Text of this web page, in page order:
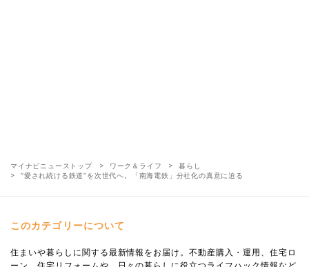
マイナビニューストップ ワーク＆ライフ
暮らし
“愛され続ける鉄道”を次世代へ。「南海電鉄」分社化の真意に迫る
このカテゴリーについて
住まいや暮らしに関する最新情報をお届け。不動産購入・運用、住宅ロ